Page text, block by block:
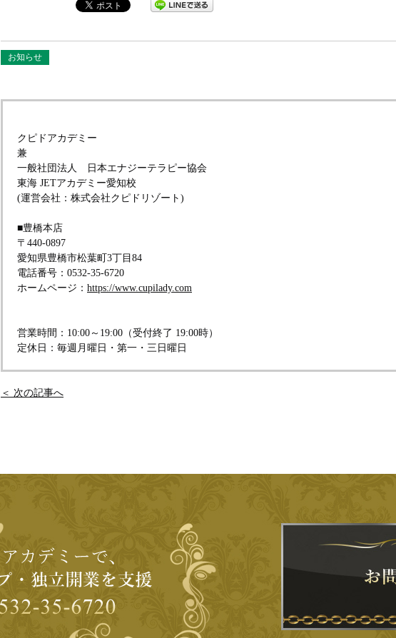
お知らせ
クピドアカデミー
兼
一般社団法人 日本エナジーテラピー協会
東海 JETアカデミー愛知校
(運営会社：株式会社クピドリゾート)
■豊橋本店
〒440-0897
愛知県豊橋市松葉町3丁目84
電話番号：0532-35-6720
ホームページ： https://www.cupilady.com
営業時間：10:00～19:00（受付終了 19:00時）
定休日：毎週月曜日・第一・三日曜日
＜ 次の記事へ